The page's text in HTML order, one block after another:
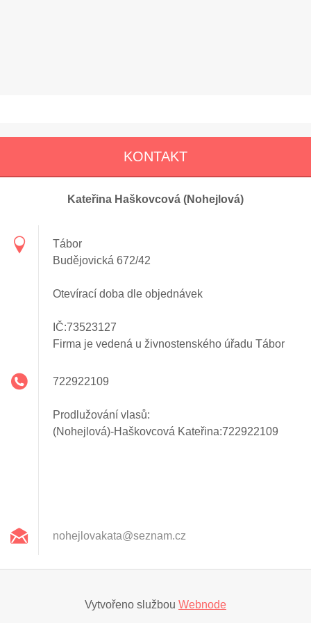
KONTAKT
Kateřina Haškovcová (Nohejlová)
Tábor
Budějovická 672/42
Otevírací doba dle objednávek
IČ:73523127
Firma je vedená u živnostenského úřadu Tábor
722922109
Prodlužování vlasů:
(Nohejlová)-Haškovcová Kateřina:722922109
nohejlovakata@seznam.cz
Vytvořeno službou Webnode